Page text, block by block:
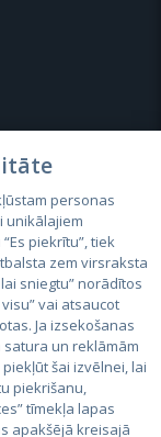
personas
unikālajiem
piekrītu”, tiek
zem virsraksta
sniegtu” norādītos
vai atsaucot
Ja izsekošanas
un reklāmām
šai izvēlnei, lai
piekrišanu,
tīmekļa lapas
apakšējā kreisajā